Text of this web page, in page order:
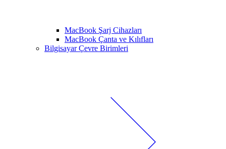
MacBook Şarj Cihazları
MacBook Çanta ve Kılıfları
Bilgisayar Çevre Birimleri